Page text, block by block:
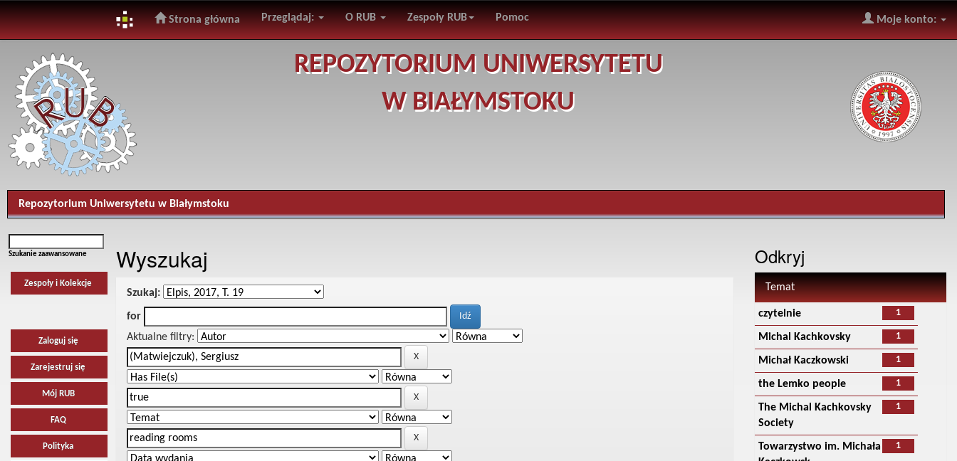
navigation
Strona główna Przeglądaj: O RUB Zespoły RUB Pomoc Moje konto:
REPOZYTORIUM UNIWERSYTETU
W BIAŁYMSTOKU
Repozytorium Uniwersytetu w Białymstoku
Szukanie zaawansowane
Zespoły i Kolekcje
Zaloguj się
Zarejestruj się
Mój RUB
FAQ
Polityka
Wyszukaj
Szukaj:
for
Aktualne filtry:
Odkryj
Temat
1
czytelnie
1
Michal Kachkovsky
1
Michał Kaczkowski
1
the Lemko people
1
The Michal Kachkovsky
Society
1
Towarzystwo im. Michała